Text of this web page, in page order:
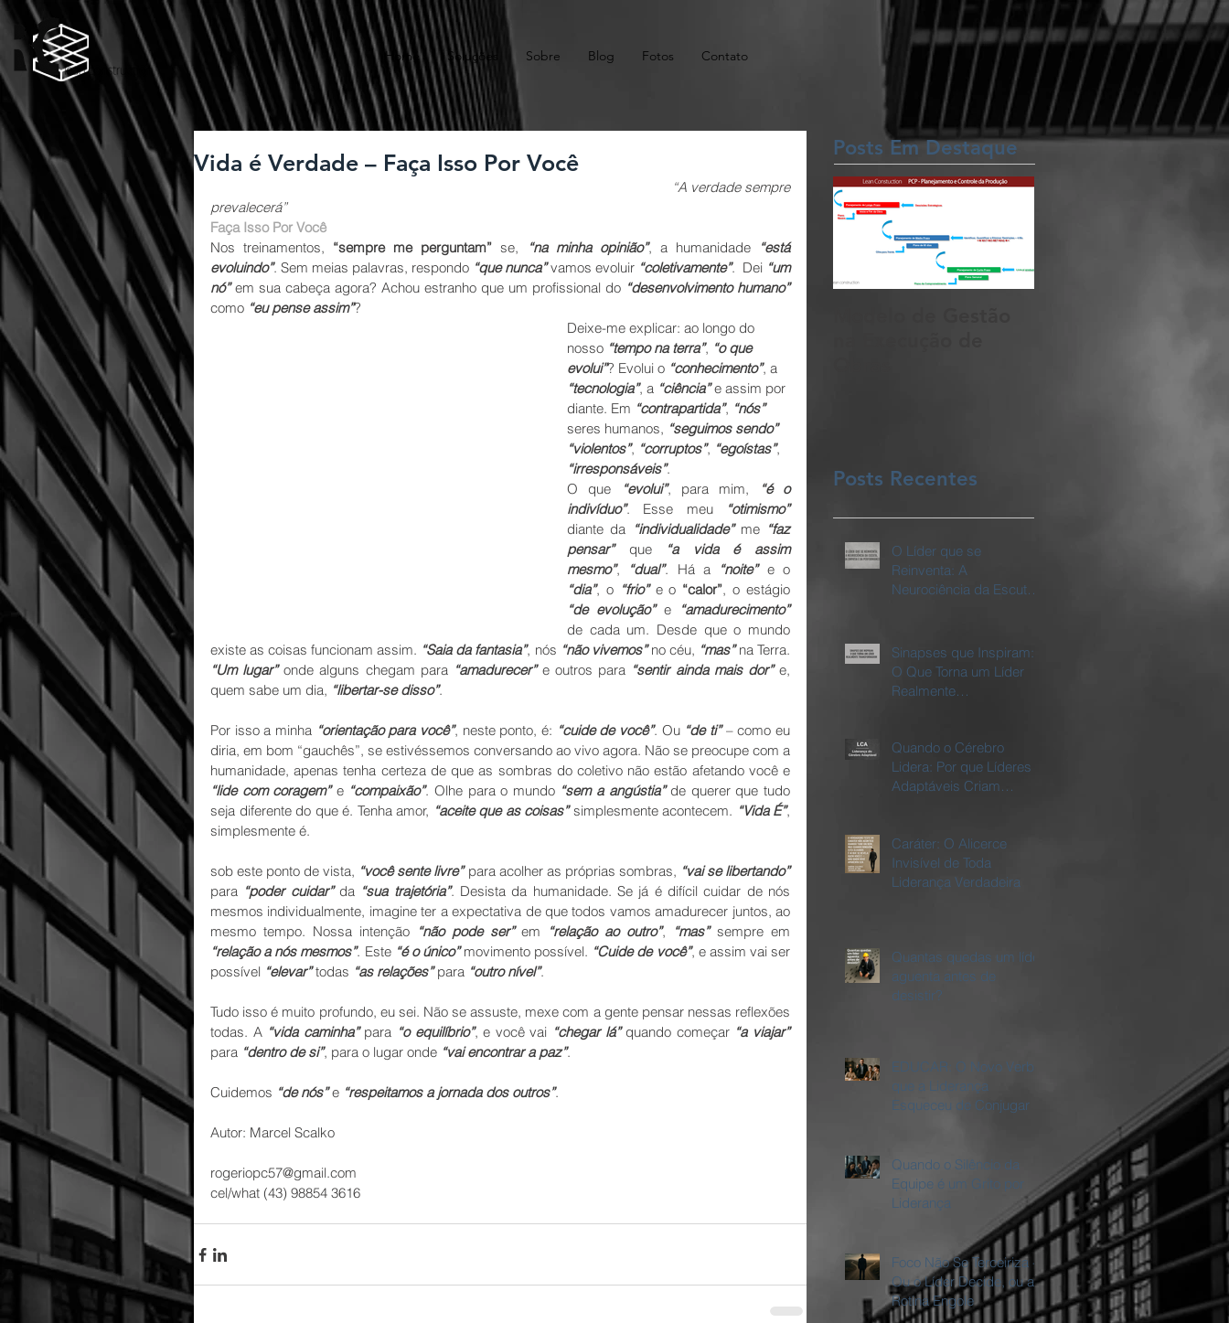
Home Soluções Sobre Blog Fotos Contato
Vida é Verdade – Faça Isso Por Você
prevalecerá”
Faça Isso Por Você
Nos treinamentos, “sempre me perguntam” se, “na minha opinião”, a humanidade
“está
evoluindo”. Sem meias palavras, respondo “que nunca” vamos evoluir “coletivamente”.  Dei “um
nó” em sua cabeça agora? Achou estranho que um profissional do “desenvolvimento humano”
como “eu pense assim”?
Deixe-me explicar: ao longo do
nosso “tempo na terra”, “o que
evolui”? Evolui o “conhecimento”, a
“tecnologia”, a “ciência” e assim por
diante. Em “contrapartida”, “nós”
seres humanos, “seguimos sendo”
“violentos”, “corruptos”, “egoístas”,
“irresponsáveis”.
O que
“evolui”, para mim,
“é o
indivíduo”. Esse meu
“otimismo”
diante da “individualidade” me “faz
pensar” que
“a vida é assim
mesmo”, “dual”. Há a “noite”
“dia”, o “frio” e o “calor”
“de evolução” e “amadurecimento”
de cada um. Desde que o mundo
existe as coisas funcionam assim. “Saia da fantasia”, nós “não vivemos” no céu, “mas”
“Um lugar” onde alguns chegam para “amadurecer” e outros para “sentir ainda mais dor” e,
quem sabe um dia, “libertar-se disso”.
Por isso a minha “orientação para você”, neste ponto, é: “cuide de você”. Ou “de ti” – como eu
diria, em bom “gauchês”, se estivéssemos conversando ao vivo agora. Não se preocupe com a
“lide com coragem” e “compaixão”. Olhe para o mundo “sem a angústia” de querer que tudo
seja diferente do que é. Tenha amor, “aceite que as coisas” simplesmente acontecem. “Vida É”,
simplesmente é.
sob este ponto de vista, “você sente livre” para acolher as próprias sombras, “vai se libertando”
para “poder cuidar” da “sua trajetória”. Desista da humanidade. Se já é difícil cuidar de nós
mesmos individualmente, imagine ter a expectativa de que todos vamos amadurecer juntos, ao
mesmo tempo. Nossa intenção “não pode ser” em “relação ao outro”, “mas”
“relação a nós mesmos”. Este “é o único” movimento possível. “Cuide de você”, e assim vai ser
possível “elevar” todas “as relações” para “outro nível”.
Tudo isso é muito profundo, eu sei. Não se assuste, mexe com a gente pensar nessas reflexões
todas. A “vida caminha” para “o equilíbrio”, e você vai “chegar lá” quando começar “a viajar”
para “dentro de si”, para o lugar onde “vai encontrar a paz”.
Cuidemos “de nós” e “respeitamos a jornada dos outros”.
Autor: Marcel Scalko
rogeriopc57@gmail.com
cel/what (43) 98854 3616
Posts Em Destaque
Posts Recentes
O Líder que se
Reinventa: A
Neurociência da Escuta,
Sinapses que Inspiram:
O Que Torna um Líder
Realmente
Quando o Cérebro
Lidera: Por que Líderes
Adaptáveis Criam
Caráter: O Alicerce
Invisível de Toda
Liderança Verdadeira
Quantas quedas um líder
aguenta antes de
desistir?
EDUCAR: O Novo Verbo
que a Liderança
Esqueceu de Conjugar
Quando o Silêncio da
Equipe é um Grito por
Liderança
Foco Não Se Terceiriza -
Ou o Líder Decide, ou a
Rotina Engole